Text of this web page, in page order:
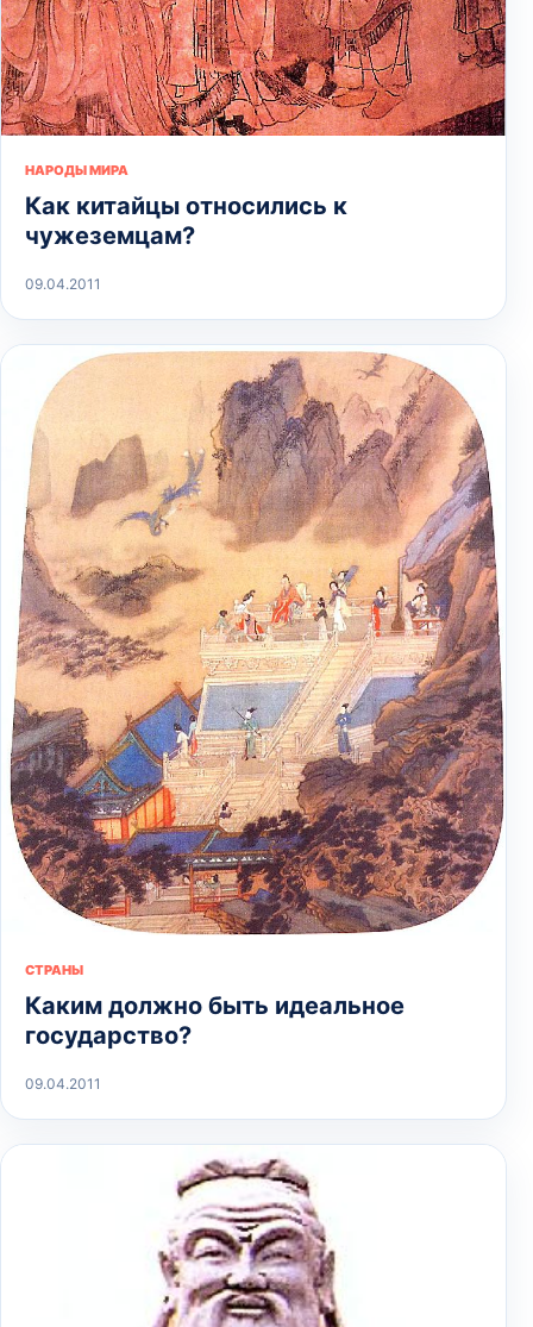
НАРОДЫ МИРА
Как китайцы относились к
чужеземцам?
09.04.2011
СТРАНЫ
Каким должно быть идеальное
государство?
09.04.2011